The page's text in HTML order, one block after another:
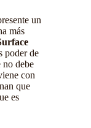
un
más
poder de
no debe
con
que
es